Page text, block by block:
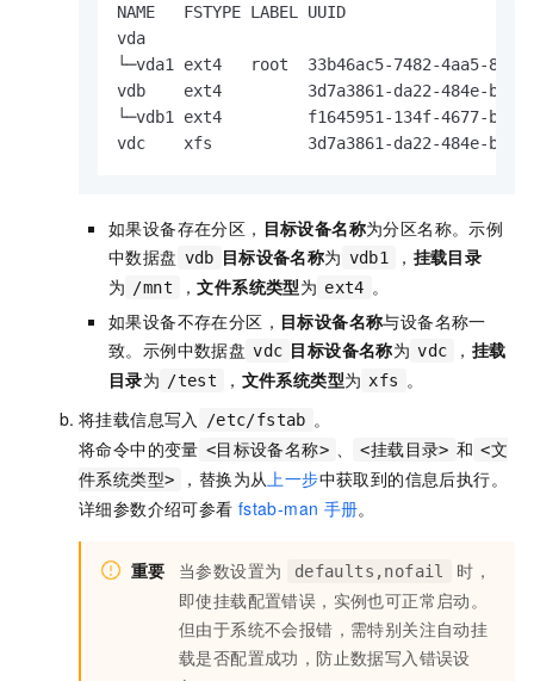
NAME   FSTYPE LABEL UUID
└─vda1 ext4   root  33b46ac5-7482-4aa5-
vdb    ext4
└─vdb1 ext4         f1645951-134f-4677-
vdc    xfs          3d7a3861-da22-484e-bbf4-
如果设备存在分区， 目标设备名称为分区名称。示例
中数据盘 vdb 目标设备名称为 vdb1 ， 挂载目录
为 /mnt ，文件系统类型为 ext4 。
如果设备不存在分区， 目标设备名称与设备名称一
致。示例中数据盘 vdc 目标设备名称为 vdc ， 挂载
目录为 /test ， 文件系统类型为 xfs 。
将挂载信息写入
/etc/fstab 。
将命令中的变量 <目标设备名称> 、 <挂载目录> 和 <文
件系统类型>
，替换为从上一步中获取到的信息后执行。
详细参数介绍可参看 fstab-man 手册。
重要 当参数设置为 defaults,nofail
时，
即使挂载配置错误，实例也可正常启动。
但由于系统不会报错，需特别关注自动挂
载是否配置成功，防止数据写入错误设